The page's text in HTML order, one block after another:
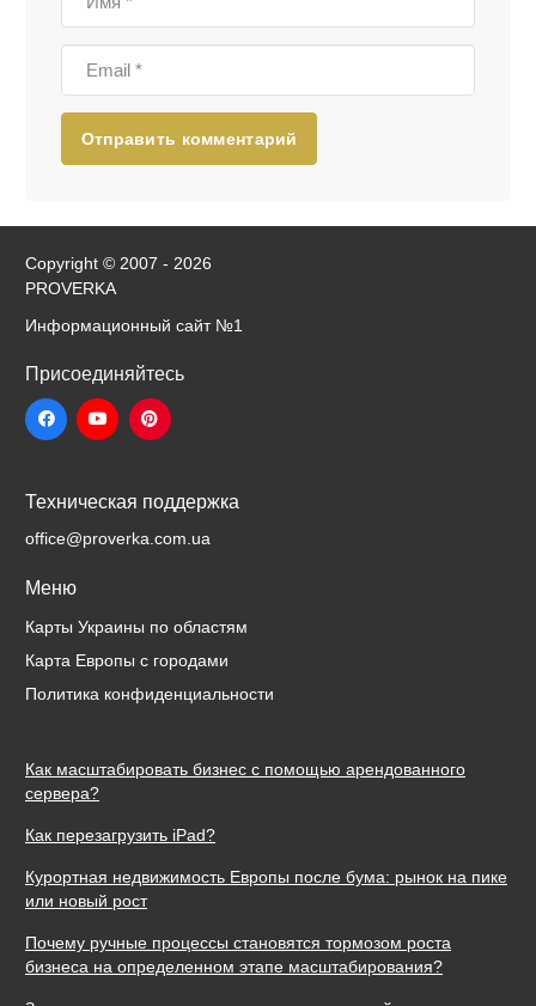
Отправить комментарий
Copyright © 2007 - 2026
PROVERKA
Информационный сайт №1
Присоединяйтесь
Техническая поддержка
office@proverka.com.ua
Меню
Карты Украины по областям
Карта Европы с городами
Политика конфиденциальности
Как масштабировать бизнес с помощью арендованного
сервера?
Как перезагрузить iPad?
Курортная недвижимость Европы после бума: рынок на пике
или новый рост
Почему ручные процессы становятся тормозом роста
бизнеса на определенном этапе масштабирования?